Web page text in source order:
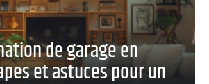
de garage en
et astuces pour un